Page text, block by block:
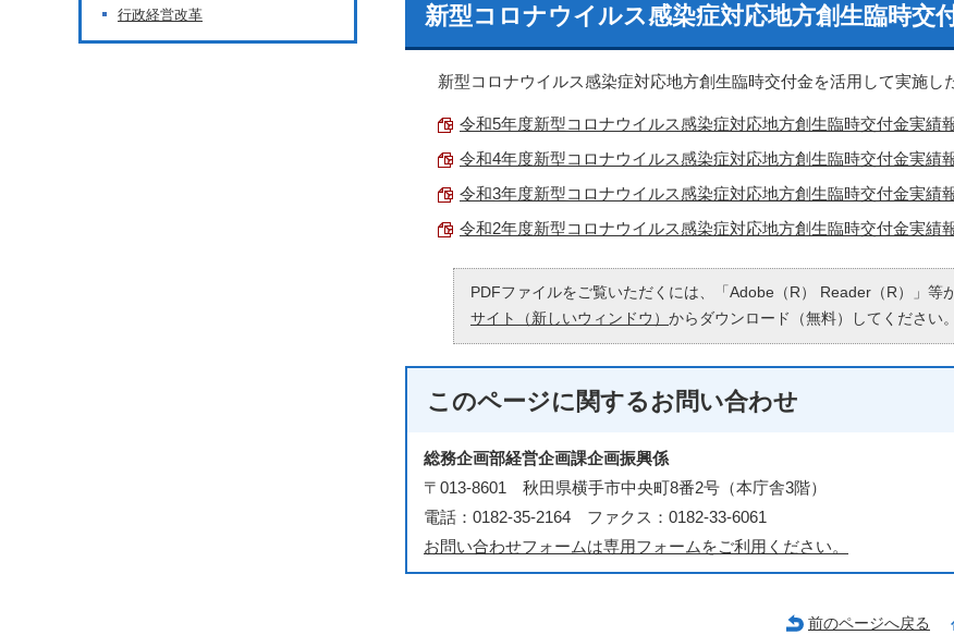
新型コロナウイルス感染症対応地方創生臨時交
新型コロナウイルス感染症対応地方創生臨時交付金を活用して実施し
令和5年度新型コロナウイルス感染症対応地方創生臨時交付金実績
令和4年度新型コロナウイルス感染症対応地方創生臨時交付金実績
令和3年度新型コロナウイルス感染症対応地方創生臨時交付金実績
令和2年度新型コロナウイルス感染症対応地方創生臨時交付金実績
PDFファイルをご覧いただくには、「Adobe（R） Reader（R）」等
サイト（新しいウィンドウ） からダウンロード（無料）してください。
このページに関するお問い合わせ
総務企画部経営企画課企画振興係
〒013-8601 秋田県横手市中央町8番2号（本庁舎3階）
電話：0182-35-2164 ファクス：0182-33-6061
お問い合わせフォームは専用フォームをご利用ください。
行政経営改革
前のページへ戻る